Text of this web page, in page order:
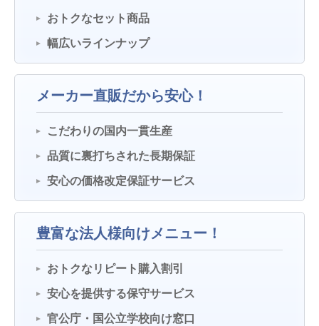
おトクなセット商品
幅広いラインナップ
メーカー直販だから安心！
こだわりの国内一貫生産
品質に裏打ちされた長期保証
安心の価格改定保証サービス
豊富な法人様向けメニュー！
おトクなリピート購入割引
安心を提供する保守サービス
官公庁・国公立学校向け窓口